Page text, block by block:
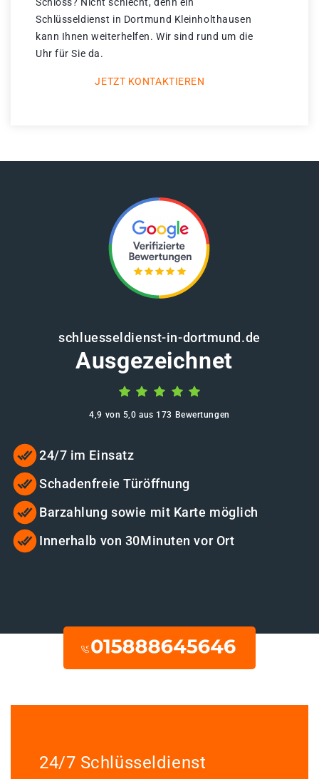
Schloss? Nicht schlecht, denn ein
Schlüsseldienst in Dortmund Kleinholthausen
kann Ihnen weiterhelfen. Wir sind rund um die
Uhr für Sie da.
JETZT KONTAKTIEREN
schluesseldienst-in-dortmund.de
Ausgezeichnet
4,9 von 5,0 aus 173 Bewertungen
24/7 im Einsatz
Schadenfreie Türöffnung
Barzahlung sowie mit Karte möglich
Innerhalb von 30Minuten vor Ort
24/7 Schlüsseldienst